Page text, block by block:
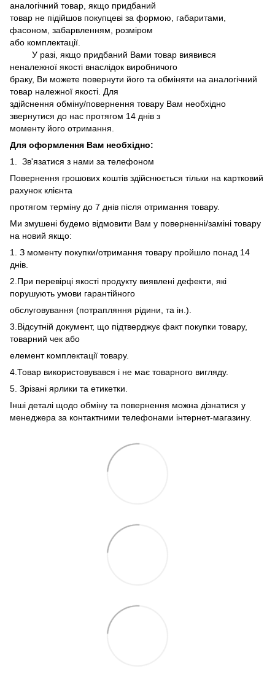
аналогічний товар, якщо придбаний
товар не підійшов покупцеві за формою, габаритами,
фасоном, забарвленням, розміром
або комплектації.
У разі, якщо придбаний Вами товар виявився
неналежної якості внаслідок виробничого
браку, Ви можете повернути його та обміняти на аналогічний
товар належної якості. Для
здійснення обміну/повернення товару Вам необхідно
звернутися до нас протягом 14 днів з
моменту його отримання.
Для оформлення Вам необхідно:
1. Зв'язатися з нами за телефоном
Повернення грошових коштів здійснюється тільки на картковий
рахунок клієнта
протягом терміну до 7 днів після отримання товару.
Ми змушені будемо відмовити Вам у поверненні/заміні товару
на новий якщо:
1. З моменту покупки/отримання товару пройшло понад 14
днів.
2.При перевірці якості продукту виявлені дефекти, які
порушують умови гарантійного
обслуговування (потрапляння рідини, та ін.).
3.Відсутній документ, що підтверджує факт покупки товару,
товарний чек або
елемент комплектації товару.
4.Товар використовувався і не має товарного вигляду.
5. Зрізані ярлики та етикетки.
Інші деталі щодо обміну та повернення можна дізнатися у
менеджера за контактними телефонами інтернет-магазину.